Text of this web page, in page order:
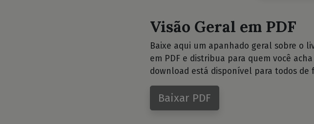
Visão Geral em PDF
Baixe aqui um apanhado geral sobre o
em PDF e distribua para quem você
download está disponível para todos de
Baixar PDF